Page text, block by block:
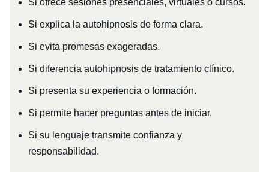
Si ofrece sesiones presenciales, virtuales o cursos.
Si explica la autohipnosis de forma clara.
Si evita promesas exageradas.
Si diferencia autohipnosis de tratamiento clínico.
Si presenta su experiencia o formación.
Si permite hacer preguntas antes de iniciar.
Si su lenguaje transmite confianza y
responsabilidad.